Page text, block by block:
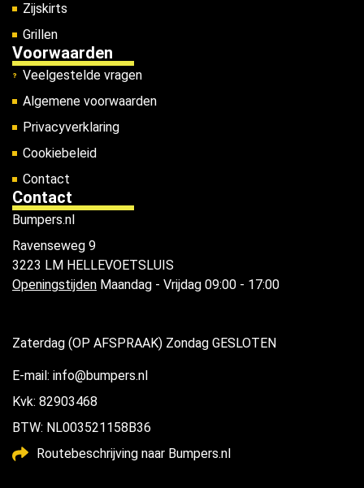
Zijskirts
Grillen
Voorwaarden
Veelgestelde vragen
Algemene voorwaarden
Privacyverklaring
Cookiebeleid
Contact
Contact
Bumpers.nl
Ravenseweg 9
3223 LM HELLEVOETSLUIS
Openingstijden Maandag - Vrijdag 09:00 - 17:00
Zaterdag (OP AFSPRAAK) Zondag GESLOTEN
E-mail: info@bumpers.nl
Kvk: 82903468
BTW: NL003521158B36
Routebeschrijving naar Bumpers.nl